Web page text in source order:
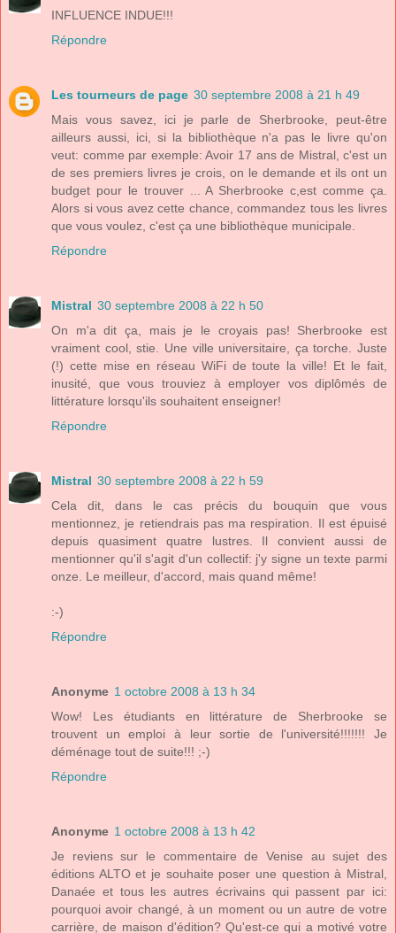
INFLUENCE INDUE!!!
Répondre
Les tourneurs de page 30 septembre 2008 à 21 h 49
Mais vous savez, ici je parle de Sherbrooke, peut-être
ailleurs aussi, ici, si la bibliothèque n'a pas le livre qu'on
veut: comme par exemple: Avoir 17 ans de Mistral, c'est un
de ses premiers livres je crois, on le demande et ils ont un
budget pour le trouver ... A Sherbrooke c,est comme ça.
Alors si vous avez cette chance, commandez tous les livres
que vous voulez, c'est ça une bibliothèque municipale.
Répondre
Mistral 30 septembre 2008 à 22 h 50
On m'a dit ça, mais je le croyais pas! Sherbrooke est
vraiment cool, stie. Une ville universitaire, ça torche. Juste
(!) cette mise en réseau WiFi de toute la ville! Et le fait,
inusité, que vous trouviez à employer vos diplômés de
littérature lorsqu'ils souhaitent enseigner!
Répondre
Mistral 30 septembre 2008 à 22 h 59
Cela dit, dans le cas précis du bouquin que vous
mentionnez, je retiendrais pas ma respiration. Il est épuisé
depuis quasiment quatre lustres. Il convient aussi de
mentionner qu'il s'agit d'un collectif: j'y signe un texte parmi
onze. Le meilleur, d'accord, mais quand même!
:-)
Répondre
Anonyme 1 octobre 2008 à 13 h 34
Wow! Les étudiants en littérature de Sherbrooke se
trouvent un emploi à leur sortie de l'université!!!!!!! Je
déménage tout de suite!!! ;-)
Répondre
Anonyme 1 octobre 2008 à 13 h 42
Je reviens sur le commentaire de Venise au sujet des
éditions ALTO et je souhaite poser une question à Mistral,
Danaée et tous les autres écrivains qui passent par ici:
pourquoi avoir changé, à un moment ou un autre de votre
carrière, de maison d'édition? Qu'est-ce qui a motivé votre